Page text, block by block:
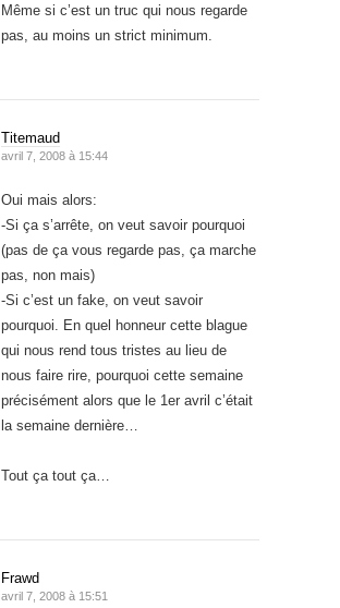
Même si c’est un truc qui nous regarde
pas, au moins un strict minimum.
Titemaud
avril 7, 2008 à 15:44
Oui mais alors:
-Si ça s’arrête, on veut savoir pourquoi
(pas de ça vous regarde pas, ça marche
pas, non mais)
-Si c’est un fake, on veut savoir
pourquoi. En quel honneur cette blague
qui nous rend tous tristes au lieu de
nous faire rire, pourquoi cette semaine
précisément alors que le 1er avril c’était
la semaine dernière…
Tout ça tout ça…
Frawd
avril 7, 2008 à 15:51